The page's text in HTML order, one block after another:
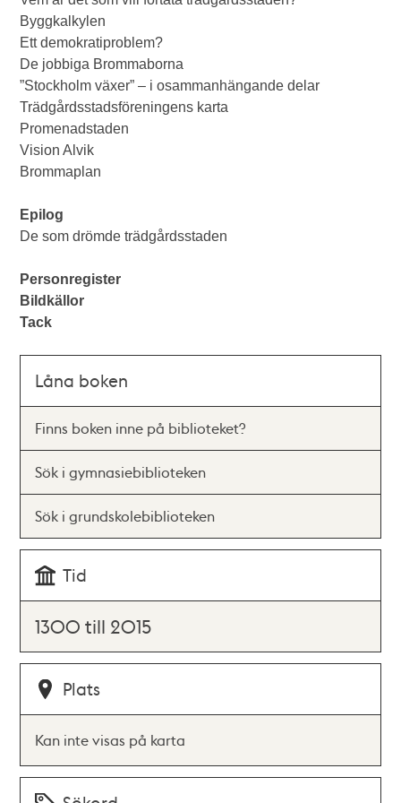
Byggkalkylen
Ett demokratiproblem?
De jobbiga Brommaborna
”Stockholm växer” – i osammanhängande delar
Trädgårdsstadsföreningens karta
Promenadstaden
Vision Alvik
Brommaplan
Epilog
De som drömde trädgårdsstaden
Personregister
Bildkällor
Tack
Låna boken
Finns boken inne på biblioteket?
Sök i gymnasiebiblioteken
Sök i grundskolebiblioteken
Tid
1300 till 2015
Plats
Kan inte visas på karta